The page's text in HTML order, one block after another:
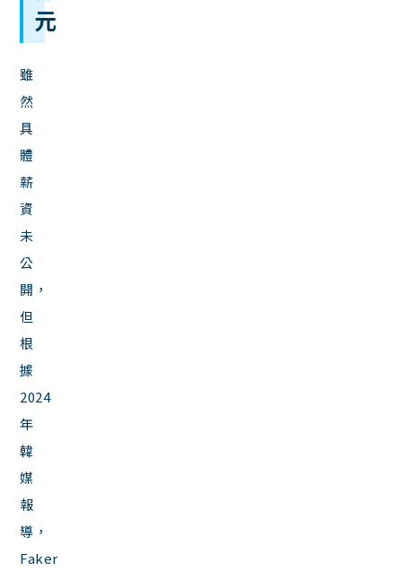
元
雖
然
具
體
薪
資
未
公
開，
但
根
據
2024
年
韓
媒
報
導，
Faker